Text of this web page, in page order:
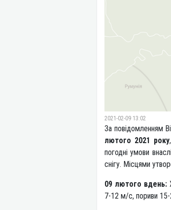
2021-02-09 13:02
За повідомленням
лютого 2021 року
погодні умови
снігу. Місцями
09 лютого вдень:
7-12 м/с, пориви